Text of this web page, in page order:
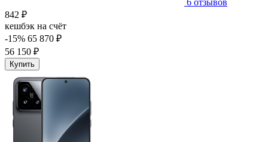
842 ₽
кешбэк на счёт
-15% 65 870 ₽
56 150 ₽
Купить